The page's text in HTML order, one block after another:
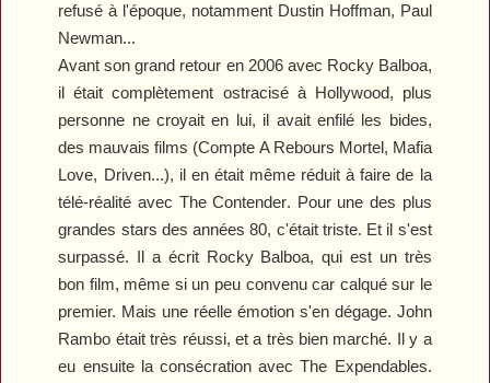
refusé à l'époque, notamment Dustin Hoffman, Paul
Newman...
Avant son grand retour en 2006 avec Rocky Balboa,
il était complètement ostracisé à Hollywood, plus
personne ne croyait en lui, il avait enfilé les bides,
des mauvais films (Compte A Rebours Mortel, Mafia
Love, Driven...), il en était même réduit à faire de la
télé-réalité avec The Contender. Pour une des plus
grandes stars des années 80, c'était triste. Et il s'est
surpassé. Il a écrit Rocky Balboa, qui est un très
bon film, même si un peu convenu car calqué sur le
premier. Mais une réelle émotion s'en dégage. John
Rambo était très réussi, et a très bien marché. Il y a
eu ensuite la consécration avecThe Expendables.